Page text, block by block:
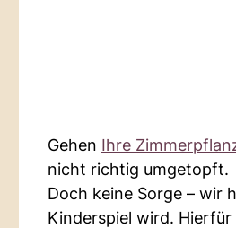
Gehen Ihre
nicht richtig umgetopft.
Doch keine Sorge – wir
Kinderspiel wird.